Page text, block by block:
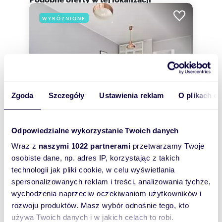
Zgoda Szczegóły Ustawienia reklam O plikach
Odpowiedzialne wykorzystanie Twoich danych
Wraz z naszymi 1022 partnerami przetwarzamy Twoje
osobiste dane, np. adres IP, korzystając z takich
technologii jak pliki cookie, w celu wyświetlania
spersonalizowanych reklam i treści, analizowania tychże,
wychodzenia naprzeciw oczekiwaniom użytkowników i
rozwoju produktów. Masz wybór odnośnie tego, kto
używa Twoich danych i w jakich celach to robi.
WYRÓŻNIONE
65zł/m
Rozkładowe 3-pokojowe mieszkanie 54 m²
przy Wroclavii polecam
3 500 zł/mc + czynsz: 980 zł
mieszkanie Wrocław, Krzyki, Studzienna